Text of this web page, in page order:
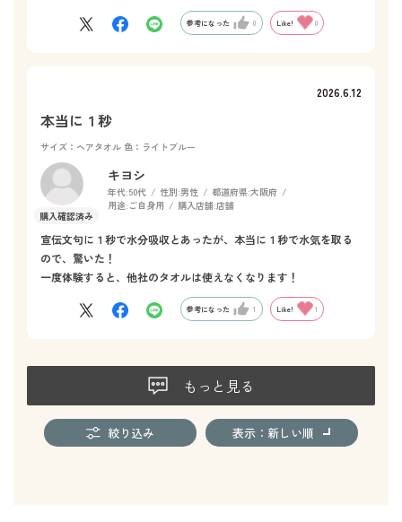
参考になった 0 Like! 0
2026.6.12
本当に１秒
サイズ：ヘアタオル 色：ライトブルー
キヨシ
年代:50代 性別:男性 都道府県:大阪府
用途: ご自身用 購入店舗:店舗
宣伝文句に１秒で水分吸収とあったが、本当に１秒で水気を取る
ので、驚いた！
一度体験すると、他社のタオルは使えなくなります！
参考になった 1 Like! 1
もっと見る
絞り込み 表示：新しい順